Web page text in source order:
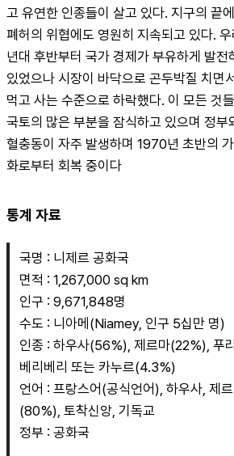
고 유연한 인종들이 살고 있다. 지구의 끝
폐허의 위협에도 영원히 지속되고 있다.
년대 후반부터 국가 경제가 부유하게 발전
있었으나 시장이 바닥으로 곤두박질 치면
먹고 사는 수준으로 하락했다. 이 모든 것
국토의 많은 부분을 잠식하고 있으며 정부
혈충동이 자주 발생하며 1970년 초반의
화로부터 회복 중이다
통계 자료
국명 : 니제르 공화국
면적 : 1,267,000 sq km
인구 : 9,671,848명
수도 : 니아메(Niamey, 인구 5십만 명)
인종 : 하우사(56%), 제르마(22%), 푸
베리베리 또는 카누르(4.3%)
언어 : 프랑스어(공식언어), 하우사, 제
(80%), 토착신앙, 기독교
정부 : 공화국